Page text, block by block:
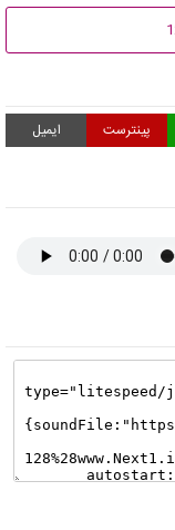
پینترست ایمیل